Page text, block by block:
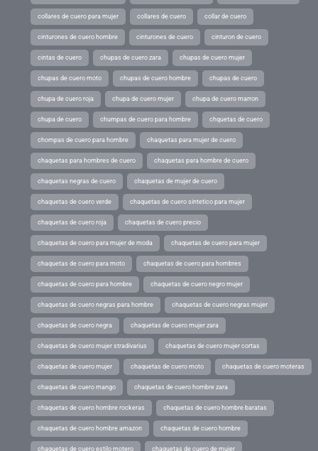
collares de cuero para mujer collares de cuero collar de cuero
cinturones de cuero hombre cinturones de cuero cinturon de cuero
cintas de cuero chupas de cuero zara chupas de cuero mujer
chupas de cuero moto chupas de cuero hombre chupas de cuero
chupa de cuero roja chupa de cuero mujer chupa de cuero marron
chupa de cuero chumpas de cuero para hombre chquetas de cuero
chompas de cuero para hombre chaquetas para mujer de cuero
chaquetas para hombres de cuero chaquetas para hombre de cuero
chaquetas negras de cuero chaquetas de mujer de cuero
chaquetas de cuero verde chaquetas de cuero sintetico para mujer
chaquetas de cuero roja chaquetas de cuero precio
chaquetas de cuero para mujer de moda chaquetas de cuero para mujer
chaquetas de cuero para moto chaquetas de cuero para hombres
chaquetas de cuero para hombre chaquetas de cuero negro mujer
chaquetas de cuero negras para hombre chaquetas de cuero negras mujer
chaquetas de cuero negra chaquetas de cuero mujer zara
chaquetas de cuero mujer stradivarius chaquetas de cuero mujer cortas
chaquetas de cuero mujer chaquetas de cuero moto chaquetas de cuero moteras
chaquetas de cuero mango chaquetas de cuero hombre zara
chaquetas de cuero hombre rockeras chaquetas de cuero hombre baratas
chaquetas de cuero hombre amazon chaquetas de cuero hombre
chaquetas de cuero estilo motero chaquetas de cuero de mujer